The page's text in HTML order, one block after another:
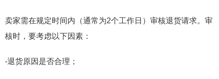
卖家需在规定时间内（通常为2个工作日）审核退货请求。审
核时，要考虑以下因素：
-退货原因是否合理；